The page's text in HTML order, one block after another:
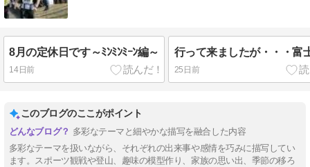
8月の定休日です～ﾐﾝﾐﾝﾐｰﾝ編～
14日前
行って来ましたが・・・富
25日前
このブログのここがポイント
多彩なテーマと細やかな描写を融合した内容
多彩なテーマを扱いながら、それぞれの出来事や感情を巧みに描写してい
ます。スポーツ観戦や登山、趣味の模型作り、家族の思い出、季節の移ろ